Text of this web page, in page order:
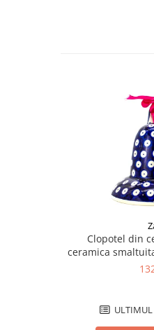
Clopotel din
ceramica
ULTIMUL